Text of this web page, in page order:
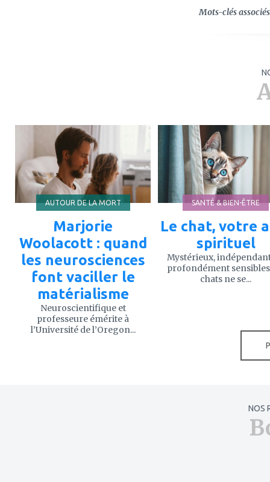
Mots-clés
favoris
AUTOUR DE LA MORT
Marjorie
Woolacott : quand
les neurosciences
font vaciller le
matérialisme
Neuroscientifique et
professeure émérite à
l’Université de l’Oregon...
à
mes
favoris
SANTÉ & BIEN-ÊTRE
Le chat, votre
spirituel
Mystérieux,
profondément
chats ne se...
NOS